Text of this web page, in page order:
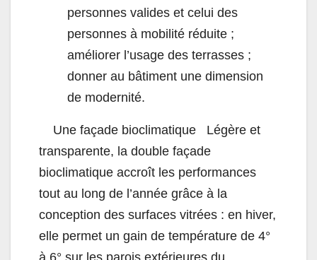
personnes valides et celui des
personnes à mobilité réduite ;
améliorer l’usage des terrasses ;
donner au bâtiment une dimension
de modernité.
Une façade bioclimatique Légère et
transparente, la double façade
bioclimatique accroît les performances
tout au long de l’année grâce à la
conception des surfaces vitrées : en hiver,
elle permet un gain de température de 4°